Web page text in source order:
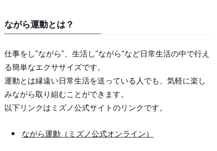
ながら運動とは？
仕事をし"ながら"、生活し"ながら"など日常生活の中で行え
る簡単なエクササイズです。
運動とは縁遠い日常生活を送っている人でも、気軽に楽し
みながら取り組むことができます。
以下リンクはミズノ公式サイトのリンクです。
ながら運動（ミズノ公式オンライン）